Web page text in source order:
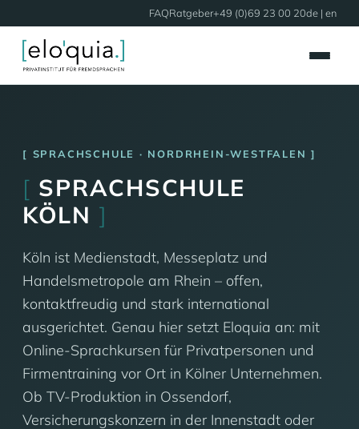
FAQRatgeber+49 (0)69 23 00 20de | en
SPRACHSCHULE · NORDRHEIN-WESTFALEN
[ SPRACHSCHULE
KÖLN ]
Köln ist Medienstadt, Messeplatz und
Handelsmetropole am Rhein – offen,
kontaktfreudig und stark international
ausgerichtet. Genau hier setzt Eloquia an: mit
Online-Sprachkursen für Privatpersonen und
Firmentraining vor Ort in Kölner Unternehmen.
Ob TV-Produktion in Ossendorf,
Versicherungskonzern in der Innenstadt oder